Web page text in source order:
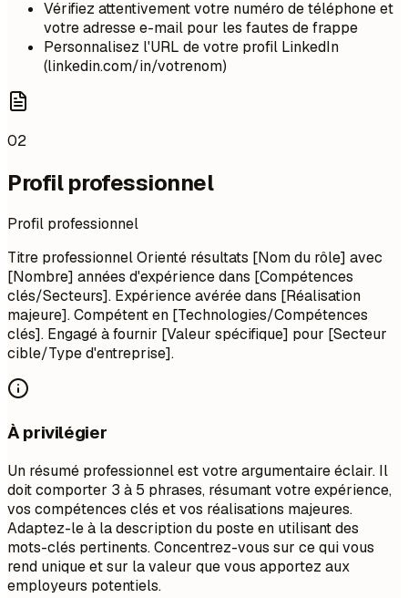
Vérifiez attentivement votre numéro de téléphone et
votre adresse e-mail pour les fautes de frappe
Personnalisez l'URL de votre profil LinkedIn
(linkedin.com/in/votrenom)
02
Profil professionnel
Profil professionnel
Titre professionnel Orienté résultats [Nom du rôle] avec
[Nombre] années d'expérience dans [Compétences
clés/Secteurs]. Expérience avérée dans [Réalisation
majeure]. Compétent en [Technologies/Compétences
clés]. Engagé à fournir [Valeur spécifique] pour [Secteur
cible/Type d'entreprise].
À privilégier
Un résumé professionnel est votre argumentaire éclair. Il
doit comporter 3 à 5 phrases, résumant votre expérience,
vos compétences clés et vos réalisations majeures.
Adaptez-le à la description du poste en utilisant des
mots-clés pertinents. Concentrez-vous sur ce qui vous
rend unique et sur la valeur que vous apportez aux
employeurs potentiels.